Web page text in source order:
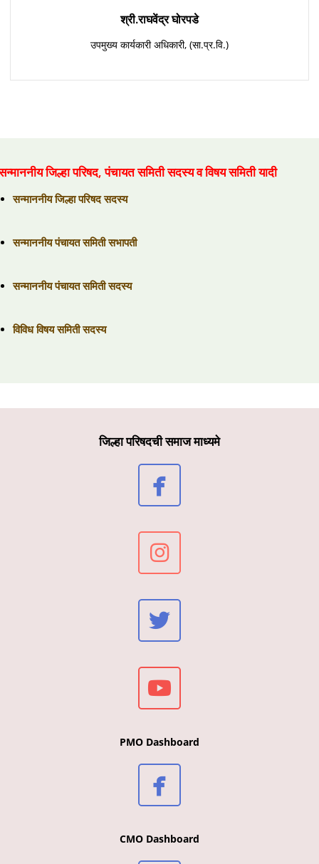
श्री.राघवेंद्र घोरपडे
उपमुख्य कार्यकारी अधिकारी, (सा.प्र.वि.)
जिल्हा परिषद, पंचायत समिती सदस्य व विषय समिती यादी
सन्माननीय जिल्हा परिषद सदस्य
सन्माननीय पंचायत समिती सभापती
सन्माननीय पंचायत समिती सदस्य
विविध विषय समिती सदस्य
जिल्हा परिषदची समाज माध्यमे
PMO Dashboard
CMO Dashboard